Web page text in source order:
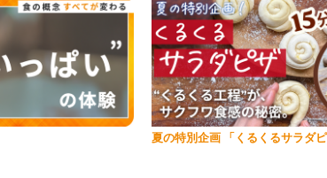
夏の特別企画 「くるくるサラダピ